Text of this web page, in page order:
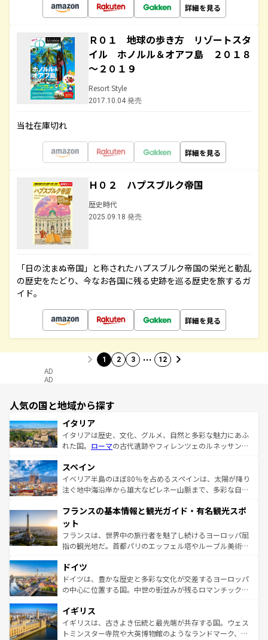
詳細を見る
Ｒ０１ 地球の歩き方 リゾートスタ
イル ホノルル＆オアフ島 ２０１８
～２０１９
Resort Style
2017.10.04 発売
当社在庫切れ
詳細を見る
Ｈ０２ ハプスブルク帝国
歴史時代
2025.09.18 発売
「日の沈まぬ帝国」と称されたハプスブルク帝国の栄光と動乱
の歴史をたどり、今なお各国に残る史跡を巡る歴史を旅するガ
イド。
詳細を見る
1 2 3 … 12
AD
AD
人気の国と地域から探す
イタリア
イタリアは歴史、文化、グルメ、自然と多彩な魅力にあふ
れた国。 ローマの古代遺跡やフィレンツェのルネッサンス
ろん、トスカーナの美しい田園風景やアマルフィ海岸の絶
景など、自然景観も見逃せない。観光の合間には、本場の
ピザやパスタなど、絶品のイタリア料理を堪能することも
ませてくれるイタリアで、忘れられない旅をしてみよう！
なお、新着のイタリア情報は
しい。
スペイン
イベリア半島のほぼ80％を占めるスペインは、太陽が降り
注ぐ地中海沿岸から雄大なピレネー山脈まで、多彩な自然
文化が根付くこの国では、情熱的なフラメンコ、熱気あふ
れる闘牛、そして美味しいタパスが生活の一部となってい
る。首都マドリードの洗練された雰囲気や、バルセロナの
アートに溢れた街角から、地方では古代ローマ遺跡や中世
せる。地方によって風土や気候が異なるスペインはその個
性で訪れる人を魅了する。 なお、新着のスペイン情報は コ
ンテンツ一覧を参照してほしい。
フランスの基本情報と観光ガイド・有名観光スポ
ット
フランスは、世界中の旅行者を魅了し続けるヨーロッパ屈
指の観光地だ。首都パリのエッフェル塔やルーブル美術館
で、幅広い魅力が詰まっている。華麗な宮殿、歴史的な大
聖堂、美しいビーチ、そして豊かな自然が、訪れる者を心
から魅了する。また、フランスは美食の国としても知ら
いる。シャンパンの発祥地であるランス、プロヴァンスの
香り高いラベンダー畑など、多彩な楽しみ方が可能だ。さ
らに、パリ以外の地域にも魅力が溢れており、どの街角に
ドイツ
ドイツは、豊かな歴史と多彩な文化が交差するヨーロッパ
の中心に位置する国。中世の街並みが残るロマンチック街
顔を持つこの国は、どこを歩いても飽きることがない。ベ
ルリンの文化的活気、バイエルン州のアルプスの絶景、そ
してライン川沿いのワイン畑といった風景は必見。ビール
イギリス
イギリスは、古きよき伝統と最先端が共存する国。ウェス
トミンスター寺院や大英博物館のようなランドマーク、歴